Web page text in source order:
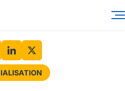
X